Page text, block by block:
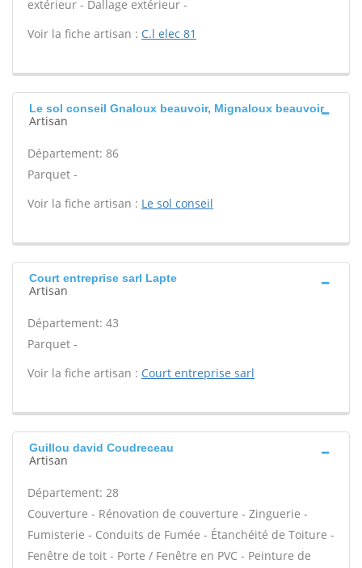
extérieur - Dallage extérieur -
Voir la fiche artisan : C.l elec 81
Le sol conseil Gnaloux beauvoir, Mignaloux beauvoir
Artisan
Département: 86
Parquet -
Voir la fiche artisan : Le sol conseil
Court entreprise sarl Lapte
Artisan
Département: 43
Parquet -
Voir la fiche artisan : Court entreprise sarl
Guillou david Coudreceau
Artisan
Département: 28
Couverture - Rénovation de couverture - Zinguerie -
Fumisterie - Conduits de Fumée - Étanchéité de Toiture -
Fenêtre de toit - Porte / Fenêtre en PVC - Peinture de